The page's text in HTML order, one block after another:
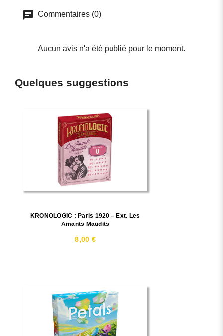
Commentaires (0)
Aucun avis n'a été publié pour le moment.
Quelques suggestions
KRONOLOGIC : Paris 1920 – Ext. Les
Amants Maudits
8,00 €